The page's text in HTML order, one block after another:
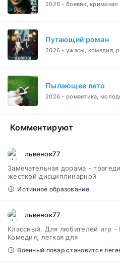
2026 - боевик, криминал
Пугающий роман
2026 - ужасы, комедия,
Пылающее лето
2026 - романтика,
Комментируют
львенок77
Замечательная дорама -
жесткой дисциплинарной
Истинное образование
львенок77
Классный. Для любителей игр -
Комедия, легкая для
Военный повар становится